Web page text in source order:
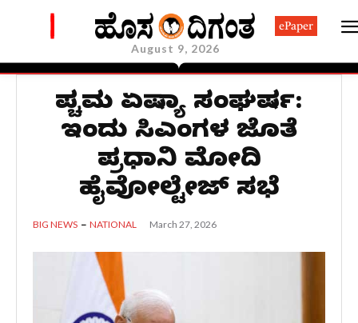
August 9, 2026
ePaper
ಪಶ್ಚಿಮ ಏಷ್ಯಾ ಸಂಘರ್ಷ:
ಇಂದು ಸಿಎಂಗಳ ಜೊತೆ
ಪ್ರಧಾನಿ ಮೋದಿ
ಹೈವೋಲ್ಟೇಜ್ ಸಭೆ
BIG NEWS NATIONAL March 27, 2026